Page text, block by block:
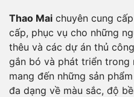
Thao Mai chuyên cung
cấp, phục vụ cho những
thêu và các dự án thủ
gắn bó và phát triển trong
mang đến những sản
đa dạng về màu sắc, độ